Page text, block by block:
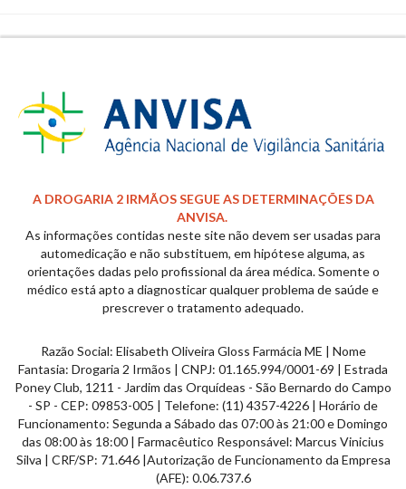
REDES
A DROGARIA 2 IRMÃOS SEGUE AS DETERMINAÇÕES DA
ANVISA.
As informações contidas neste site não devem ser usadas para
automedicação e não substituem, em hipótese alguma, as
orientações dadas pelo profissional da área médica. Somente o
médico está apto a diagnosticar qualquer problema de saúde e
prescrever o tratamento adequado.
Razão Social: Elisabeth Oliveira Gloss Farmácia ME | Nome
Fantasia: Drogaria 2 Irmãos | CNPJ: 01.165.994/0001-69 | Estrada
Poney Club, 1211 - Jardim das Orquídeas - São Bernardo do Campo
- SP - CEP: 09853-005 | Telefone: (11) 4357-4226 | Horário de
Funcionamento: Segunda a Sábado das 07:00 às 21:00 e Domingo
das 08:00 às 18:00 | Farmacêutico Responsável: Marcus Vinicius
Silva | CRF/SP: 71.646 |Autorização de Funcionamento da Empresa
(AFE): 0.06.737.6